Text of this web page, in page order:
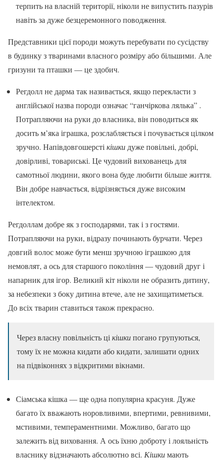
терпить на власній території, ніколи не випустить пазурів
навіть за дуже безцеремонного поводження.
Представники цієї породи можуть перебувати по сусідству
в будинку з тваринами власного розміру або більшими. Але
гризуни та пташки — це здобич.
Регдолл не дарма так називається, якщо перекласти з
англійської назва породи означає “ганчіркова лялька” .
Потрапляючи на руки до власника, він поводиться як
досить м’яка іграшка, розслабляється і почувається цілком
зручно. Напівдовгошерстікішкидуже повільні, добрі,
довірливі, товариські. Це чудовий вихованець для
самотньої людини, якого вона буде любити більше життя.
Він добре навчається, відрізняється дуже високим
інтелектом.
Регдоллам добре як з господарями, так і з гостями.
Потрапляючи на руки, відразу починають бурчати. Через
довгий волос може бути менш зручною іграшкою для
немовлят, а ось для старшого покоління — чудовий друг і
напарник для ігор. Великий кіт ніколи не образить дитину,
за небезпеки з боку дитина втече, але не захищатиметься.
До всіх тварин ставиться також прекрасно.
Через власну повільність цікішкипогано групуються,
тому їх не можна кидати або кидати, залишати одних
на підвіконнях з відкритими вікнами.
Сіамська кішка — ще одна популярна красуня. Дуже
багато їх вважають норовливими, впертими, ревнивими,
мстивими, темпераментними. Можливо, багато що
залежить від виховання. А ось їхню доброту і лояльність
власнику відзначають абсолютно всі. Кішкимають